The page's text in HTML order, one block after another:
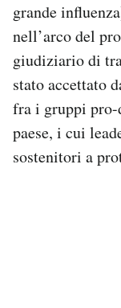
grande
nell’arco del
giudiziario di
stato accettato
fra i gruppi
paese, i cui
sostenitori a